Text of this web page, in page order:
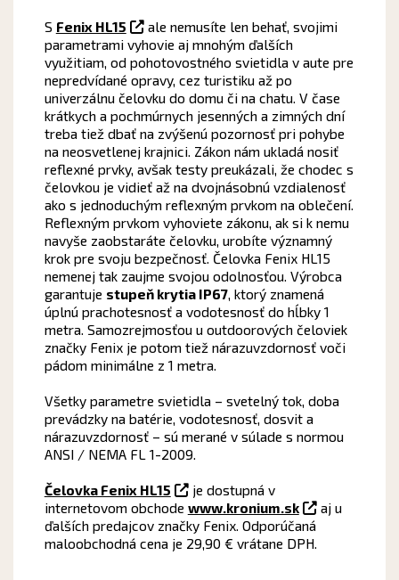
S Fenix HL15
ale nemusíte len behať, svojimi
parametrami vyhovie aj mnohým ďalších
využitiam, od pohotovostného svietidla v aute pre
nepredvídané opravy, cez turistiku až po
univerzálnu čelovku do domu či na chatu. V čase
krátkych a pochmúrnych jesenných a zimných dní
treba tiež dbať na zvýšenú pozornosť pri pohybe
na neosvetlenej krajnici. Zákon nám ukladá nosiť
reflexné prvky, avšak testy preukázali, že chodec s
čelovkou je vidieť až na dvojnásobnú vzdialenosť
ako s jednoduchým reflexným prvkom na oblečení.
Reflexným prvkom vyhoviete zákonu, ak si k nemu
navyše zaobstaráte čelovku, urobíte významný
krok pre svoju bezpečnosť. Čelovka Fenix HL15
nemenej tak zaujme svojou odolnosťou. Výrobca
garantuje stupeň krytia IP67, ktorý znamená
úplnú prachotesnosť a vodotesnosť do hĺbky 1
metra. Samozrejmosťou u outdoorových čeloviek
značky Fenix je potom tiež nárazuvzdornosť voči
pádom minimálne z 1 metra.
Všetky parametre svietidla – svetelný tok, doba
prevádzky na batérie, vodotesnosť, dosvit a
nárazuvzdornosť – sú merané v súlade s normou
ANSI / NEMA FL 1-2009.
Čelovka Fenix HL15
je dostupná v
internetovom obchode www.kronium.sk
aj u
ďalších predajcov značky Fenix. Odporúčaná
maloobchodná cena je 29,90 € vrátane DPH.